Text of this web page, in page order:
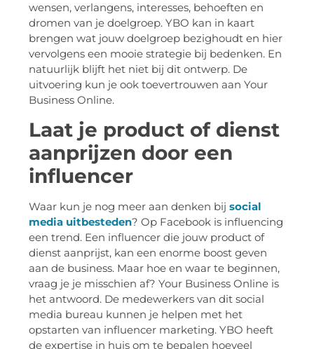
wensen, verlangens, interesses, behoeften en
dromen van je doelgroep. YBO kan in kaart
brengen wat jouw doelgroep bezighoudt en hier
vervolgens een mooie strategie bij bedenken. En
natuurlijk blijft het niet bij dit ontwerp. De
uitvoering kun je ook toevertrouwen aan Your
Business Online.
Laat je product of dienst
aanprijzen door een
influencer
Waar kun je nog meer aan denken bij social
media uitbesteden? Op Facebook is influencing
een trend. Een influencer die jouw product of
dienst aanprijst, kan een enorme boost geven
aan de business. Maar hoe en waar te beginnen,
vraag je je misschien af? Your Business Online is
het antwoord. De medewerkers van dit social
media bureau kunnen je helpen met het
opstarten van influencer marketing. YBO heeft
de expertise in huis om te bepalen hoeveel